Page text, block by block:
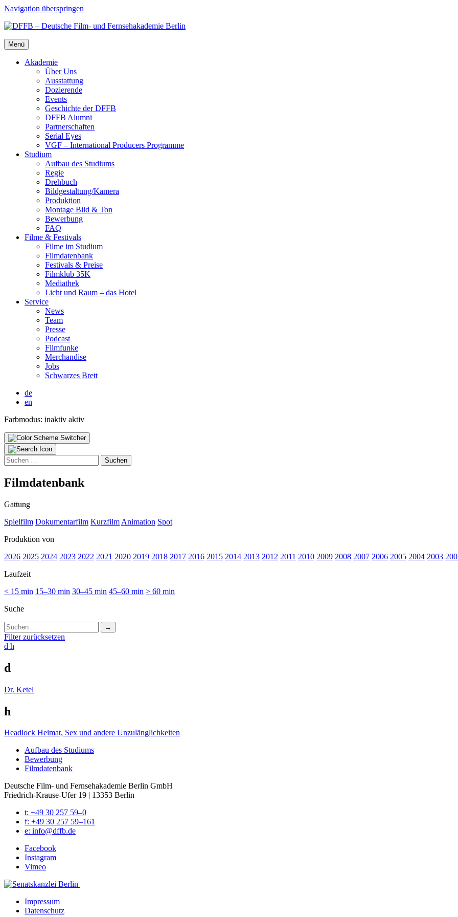
Navigation überspringen
Menü
Aka­de­mie
Über Uns
Aus­stat­tung
Dozie­ren­de
Events
Geschich­te der DFFB
DFFB Alum­ni
Part­ner­schaf­ten
Seri­al Eyes
VGF – Inter­na­tio­nal Pro­du­cers Pro­gram­me
Stu­di­um
Auf­bau des Stu­di­ums
Regie
Dreh­buch
Bildgestaltung/​​Kamera
Pro­duk­ti­on
Mon­ta­ge Bild & Ton
Bewer­bung
FAQ
Fil­me & Fes­ti­vals
Fil­me im Stu­di­um
Film­da­ten­bank
Fes­ti­vals & Prei­se
Film­klub 35K
Media­thek
Licht und Raum – das Hotel
Ser­vice
News
Team
Pres­se
Pod­cast
Film­fun­ke
Mer­chan­di­se
Jobs
Schwar­zes Brett
de
en
Farbmodus: inaktiv aktiv
Suchen
nach:
Film­da­ten­bank
Gattung
Spielfilm Dokumentarfilm Kurzfilm Animation Spot
Produktion von
2026 2025 2024 2023 2022 2021 2020 2019 2018 2017 2016 2015 2014 2013 2012 2011 2010 2009 2008 2007 2006 2005 2004 2003
Laufzeit
< 15 min 15–30 min 30–45 min 45–60 min > 60 min
Suche
Suchen
nach:
Filter zurücksetzen
d h
d
Dr. Ketel
h
Headlock Heimat, Sex und andere Unzulänglichkeiten
Auf­bau des Stu­di­ums
Bewer­bung
Film­da­ten­bank
Deutsche Film- und Fernseh­akademie Berlin GmbH
Friedrich-Krause-Ufer 19 | 13353 Berlin
t: +49 30 257 59–0
f: +49 30 257 59–161
e: info@​dffb.​de
Face­book
Insta­gram
Vimeo
Impres­sum
Daten­schutz